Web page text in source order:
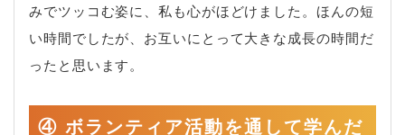
みでツッコむ姿に、私も心がほどけました。ほんの短
い時間でしたが、お互いにとって大きな成長の時間だ
ったと思います。
④ ボランティア活動を通して学んだ